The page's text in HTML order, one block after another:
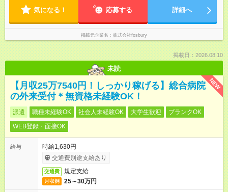
気になる！ 応募する 詳細へ
掲載元企業名 株式会社fosbury
掲載日：2026.08.10
未読
NEW
【月収25万7540円！しっかり稼げる】総合病院
の外来受付＊無資格未経験OK！
派遣 職種未経験OK 社会人未経験OK 大学生歓迎
ブランクOK
WEB登録・面接OK
給与
時給1,630円
交通費別途支給あり
交通費 規定支給
月収例 25～30万円